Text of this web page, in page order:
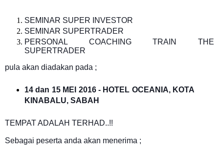
SEMINAR SUPER INVESTOR
SEMINAR SUPERTRADER
PERSONAL COACHING TRAIN THE
SUPERTRADER
pula akan diadakan pada ;
14 dan 15 MEI 2016 - HOTEL OCEANIA, KOTA
KINABALU, SABAH
TEMPAT ADALAH TERHAD..!!
Sebagai peserta anda akan menerima ;